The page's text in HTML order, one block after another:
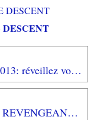
TEST de TOMB RAIDER Version 2013: réveillez votre instinct de survie! (testé sur XBOX 360)
TESTS DE METAL GEAR RISING REVENGEANCE ET DE DEVIL MAY CRY: vous êtes bourrins dans les jeux vidéo? Ces jeux sont faits pour vous...